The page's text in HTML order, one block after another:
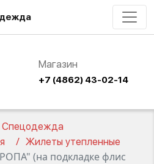
Магазин
+7 (4862) 43-02-14
Спецодежда
Жилеты утепленные
(на подкладке флис